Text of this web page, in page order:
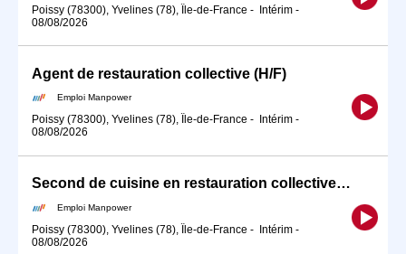
Poissy (78300), Yvelines (78), Île-de-France - Intérim -
08/08/2026
Agent de restauration collective (H/F)
Emploi Manpower
Poissy (78300), Yvelines (78), Île-de-France - Intérim -
08/08/2026
Second de cuisine en restauration collective (H/F)
Emploi Manpower
Poissy (78300), Yvelines (78), Île-de-France - Intérim -
08/08/2026